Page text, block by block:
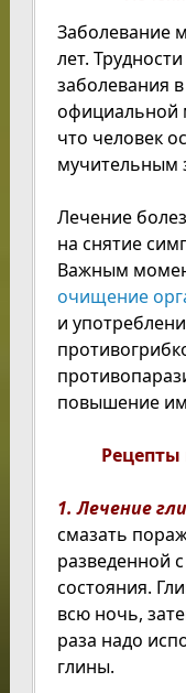
Заболевание
лет.
заболевания
официальной
что человек
мучительным
Лечение
на снятие
Важным
очищение
и
повышение
1. Лечение
смазать
разведенной
состояния.
всю ночь,
раза надо
глины.